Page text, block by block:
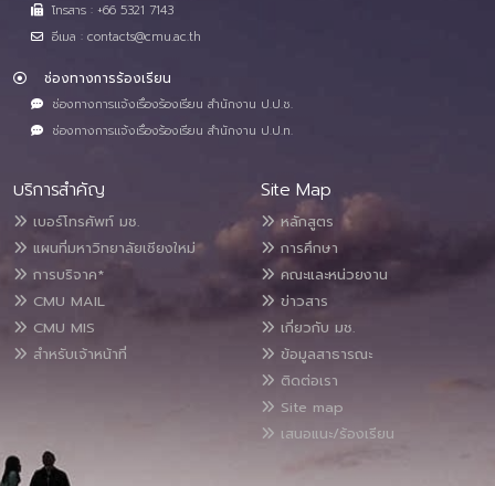
โทรสาร : +66 5321 7143
อีเมล : contacts@cmu.ac.th
ช่องทางการร้องเรียน
ช่องทางการแจ้งเรื่องร้องเรียน สำนักงาน ป.ป.ช.
ช่องทางการแจ้งเรื่องร้องเรียน สำนักงาน ป.ป.ท.
บริการสำคัญ
เบอร์โทรศัพท์ มช.
แผนที่มหาวิทยาลัยเชียงใหม่
การบริจาค*
CMU MAIL
CMU MIS
สำหรับเจ้าหน้าที่
Site Map
หลักสูตร
การศึกษา
คณะและหน่วยงาน
ข่าวสาร
เกี่ยวกับ มช.
ข้อมูลสาธารณะ
ติดต่อเรา
Site map
เสนอแนะ/ร้องเรียน